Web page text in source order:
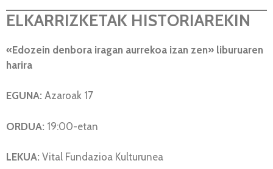
ELKARRIZKETAK HISTORIAREKIN
«Edozein denbora iragan aurrekoa izan zen» liburuaren
harira
EGUNA: Azaroak 17
ORDUA: 19:00-etan
LEKUA: Vital Fundazioa Kulturunea